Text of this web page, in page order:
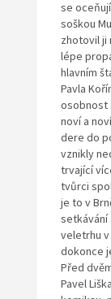
se
soškou
zhotovil ji
lépe
hlavním
Pavla
osobnost
noví a
dere do
vznikly
trvající
tvůrci
je to v
setkávání
veletrhu v
dokonce
Před
Pavel